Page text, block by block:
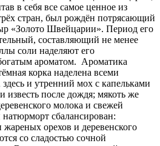
в себя все самое ценное из
стран, был рождён потрясающий
«Золото Швейцарии». Период его
составляющий не менее
соли наделяют его
ароматом. Ароматика
корка наделена всеми
и утренний мох с капельками
известь после дождя; мякоть же
молока и свежей
сбалансирован:
орехов и деревенского
со сладостью сочной